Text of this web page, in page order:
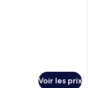
Voir les prix